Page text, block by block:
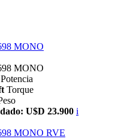
MONO
MONO
Potencia
Torque
U$D 23.900 i
MONO RVE